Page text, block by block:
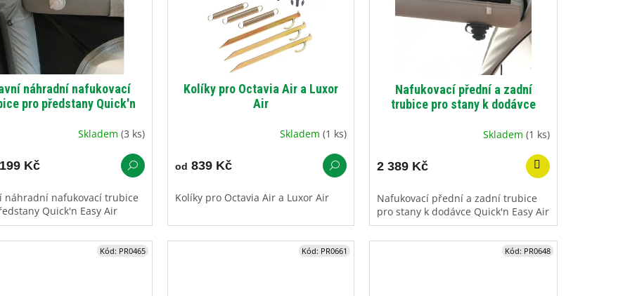
náhradní nafukovací
pro předstany Quick'n
Skladem (3 ks)
Kč
náhradní nafukovací trubice
Quick'n Easy Air
Kolíky pro Octavia Air a Luxor
Air
Skladem(1 ks)
od 839 Kč
Kolíky pro Octavia Air a Luxor Air
Nafukovací přední a zadní
trubice pro stany k dodávce
Skladem (1 ks)
2 389 Kč
Nafukovací přední a zadní trubice
pro stany k dodávce Quick'n Easy Air
Kód: PR0465 Kód: PR0661 Kód: PR0648